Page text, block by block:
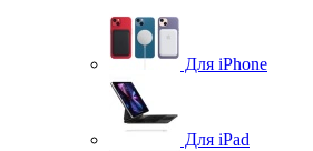
Для iPhone
Для iPad